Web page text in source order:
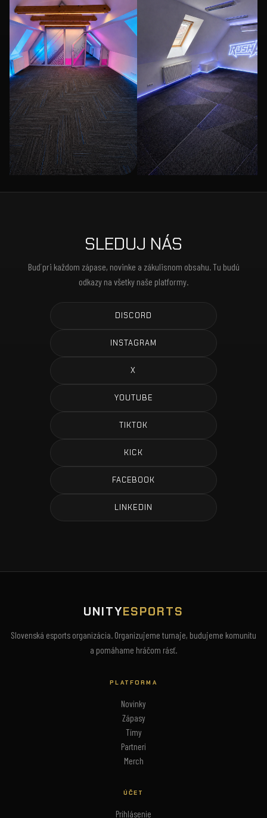
SLEDUJ NÁS
Buď pri každom zápase, novinke a zákulisnom obsahu. Tu budú
odkazy na všetky naše platformy.
DISCORD
INSTAGRAM
X
YOUTUBE
TIKTOK
KICK
FACEBOOK
LINKEDIN
UNITYESPORTS
Slovenská esports organizácia. Organizujeme turnaje, budujeme komunitu
a pomáhame hráčom rásť.
PLATFORMA
Novinky
Zápasy
Tímy
Partneri
Merch
ÚČET
Prihlásenie